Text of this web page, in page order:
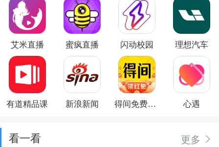
艾米直播 蜜疯直播 闪动校园 理想汽车
有道精品课 新浪新闻 得间免费小说 心遇
看一看 更多